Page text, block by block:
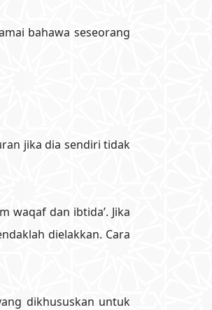
bahawa seseorang
jika dia sendiri tidak
waqaf dan ibtida’. Jika
dielakkan. Cara
dikhususkan untuk